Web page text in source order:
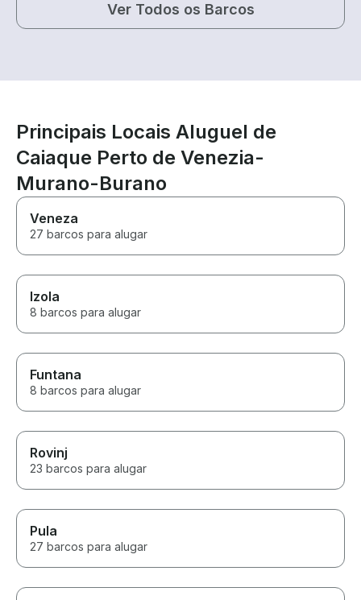
Ver Todos os Barcos
Principais Locais Aluguel de
Caiaque Perto de Venezia-
Murano-Burano
Veneza
27 barcos para alugar
Izola
8 barcos para alugar
Funtana
8 barcos para alugar
Rovinj
23 barcos para alugar
Pula
27 barcos para alugar